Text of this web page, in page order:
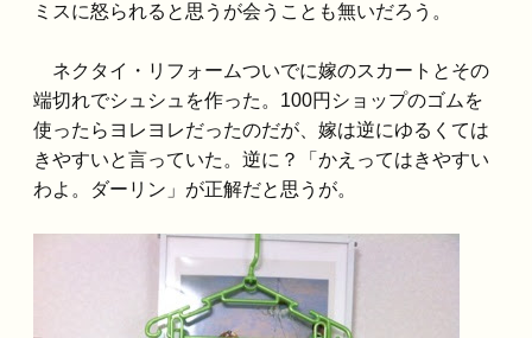
ミスに怒られると思うが会うことも無いだろう。
ネクタイ・リフォームついでに嫁のスカートとその
端切れでシュシュを作った。100円ショップのゴムを
使ったらヨレヨレだったのだが、嫁は逆にゆるくては
きやすいと言っていた。逆に？「かえってはきやすい
わよ。ダーリン」が正解だと思うが。